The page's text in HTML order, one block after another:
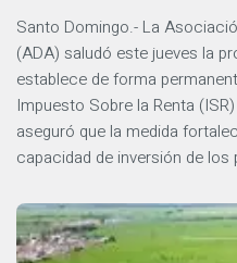
Santo Domingo.- La
(ADA) saludó este jueves la
establece de forma
Impuesto Sobre la Renta
aseguró que la medida
capacidad de inversión de